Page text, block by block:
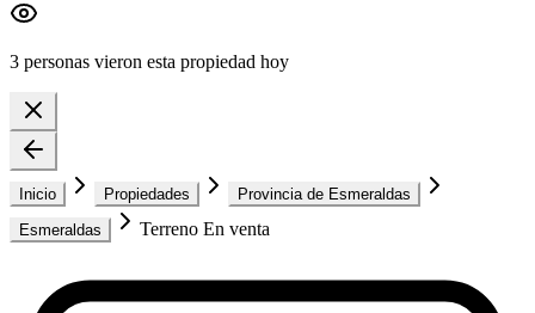
3 personas vieron esta propiedad hoy
Inicio Propiedades
Provincia de Esmeraldas
Esmeraldas
Terreno En venta